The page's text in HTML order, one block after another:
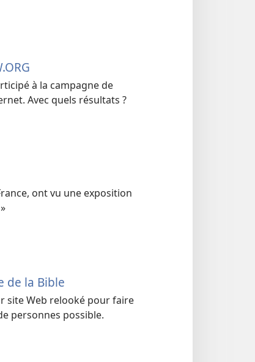
à la campagne de
Avec quels résultats ?
ont vu une exposition
de la Bible
site Web relooké pour faire
personnes possible.